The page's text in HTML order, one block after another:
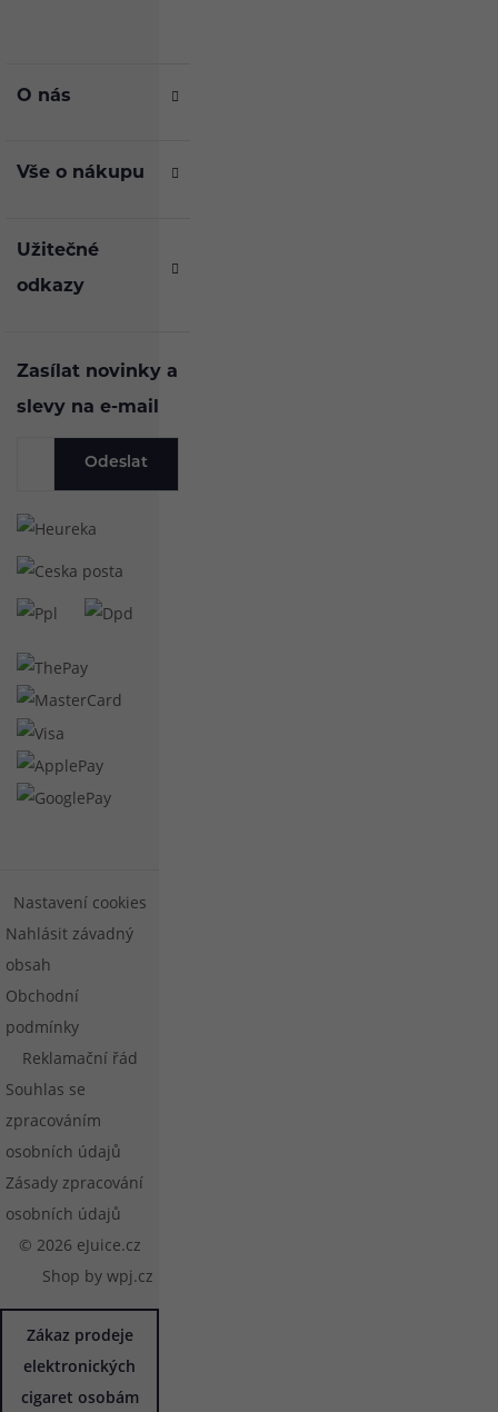
O nás
Vše o nákupu
Užitečné
odkazy
Zasílat novinky a
slevy na e-mail
Odeslat
© 2026 eJuice.cz
Nastavení cookies
Nahlásit závadný
obsah
Obchodní
podmínky
Reklamační řád
Souhlas se
zpracováním
osobních údajů
Zásady zpracování
osobních údajů
Shop by wpj.cz
Zákaz prodeje
elektronických
cigaret osobám